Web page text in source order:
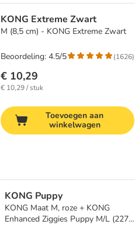
KONG Extreme Zwart
M (8,5 cm) - KONG Extreme Zwart
€ 10,29
€ 10,29 / stuk
Beoordeling: 4.5/5 (1626)
Toevoegen aan
winkelwagen
KONG Puppy
KONG Maat M, roze + KONG
Enhanced Ziggies Puppy M/L (227